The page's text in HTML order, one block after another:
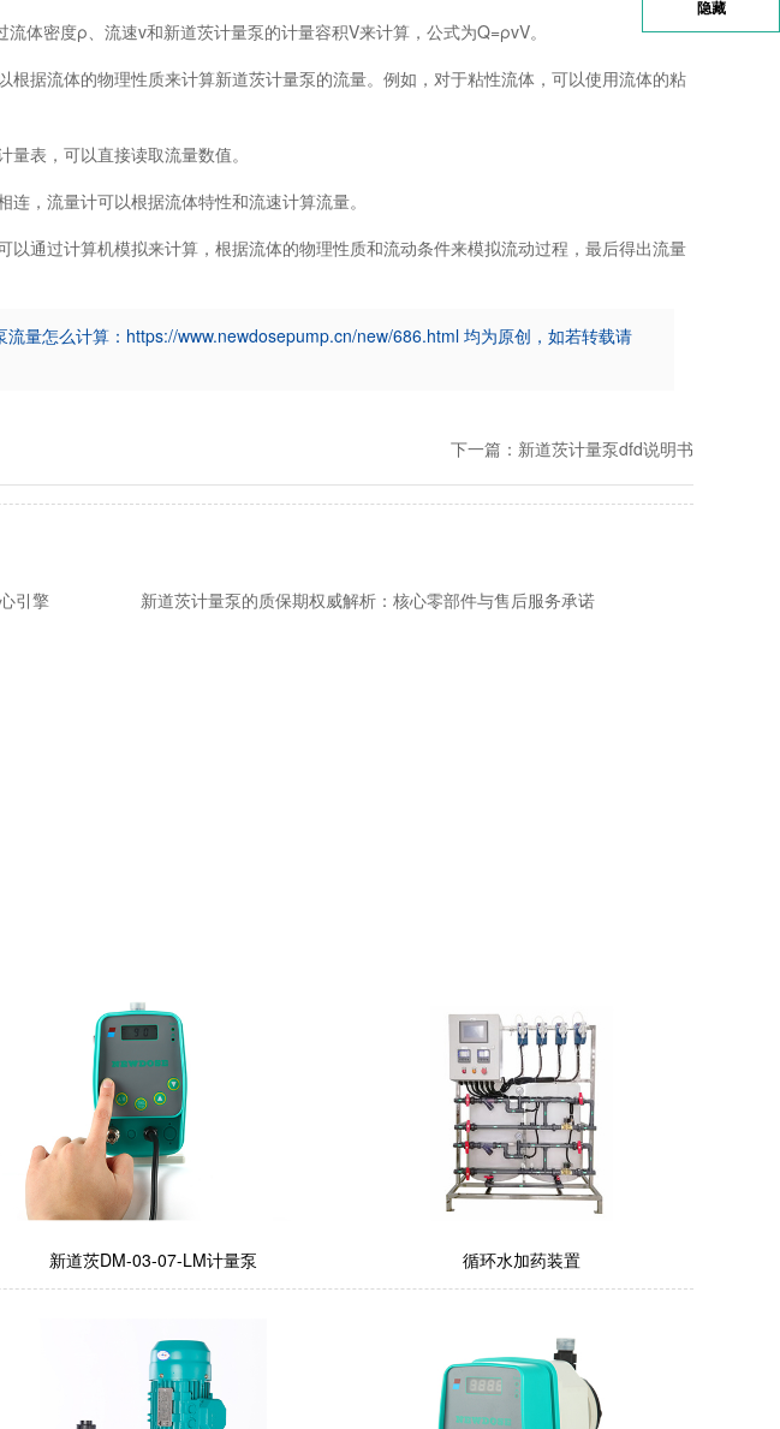
密度ρ、流速v和新道茨计量泵的计量容积V来计算，公式为Q=ρvV。
据流体的物理性质来计算新道茨计量泵的流量。例如，对于粘性流体，可以使用流体的粘
表，可以直接读取流量数值。
，流量计可以根据流体特性和流速计算流量。
通过计算机模拟来计算，根据流体的物理性质和流动条件来模拟流动过程，最后得出流量
量怎么计算：https://www.newdosepump.cn/new/686.html 均为原创，如若转载请
下一篇： 新道茨计量泵dfd说明书
引擎 新道茨计量泵的质保期权威解析：核心零部件与售后服务承诺
新道茨DM-03-07-LM计量泵 循环水加药装置
隐藏